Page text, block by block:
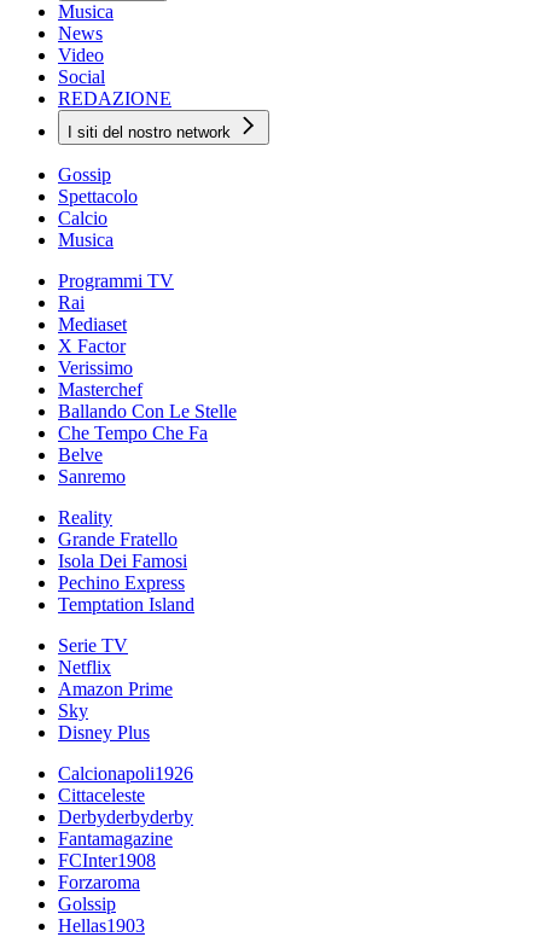
Musica
News
Video
Social
REDAZIONE
I siti del nostro network
Gossip
Spettacolo
Calcio
Musica
Programmi TV
Rai
Mediaset
X Factor
Verissimo
Masterchef
Ballando Con Le Stelle
Che Tempo Che Fa
Belve
Sanremo
Reality
Grande Fratello
Isola Dei Famosi
Pechino Express
Temptation Island
Serie TV
Netflix
Amazon Prime
Sky
Disney Plus
Calcionapoli1926
Cittaceleste
Derbyderbyderby
Fantamagazine
FCInter1908
Forzaroma
Golssip
Hellas1903